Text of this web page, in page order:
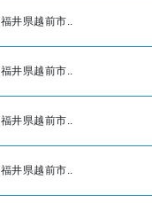
福井県越前市..
福井県越前市..
福井県越前市..
福井県越前市..